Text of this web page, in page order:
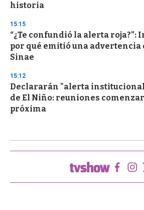
historia
15:15
“¿Te confundió la alerta roja?”:
por qué emitió una advertencia
Sinae
15:12
Declararán "alerta
de El Niño: reuniones
próxima